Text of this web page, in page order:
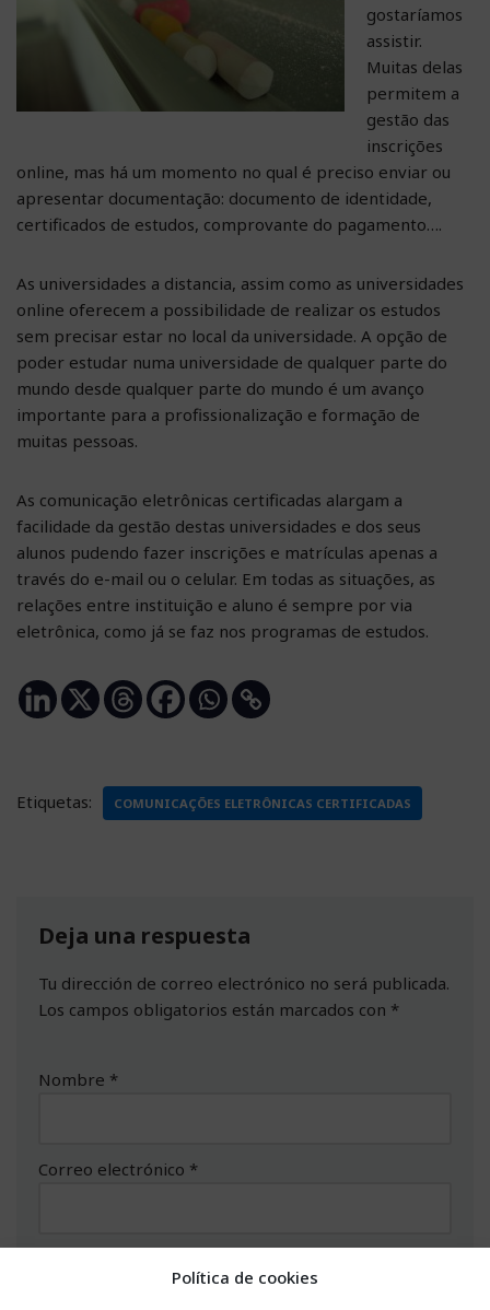
Política de cookies
gostaríamos
assistir.
Muitas delas
permitem a
gestão das
inscrições
online, mas há um momento no qual é preciso enviar ou
apresentar documentação: documento de identidade,
certificados de estudos, comprovante do pagamento….
As universidades a distancia, assim como as universidades
online oferecem a possibilidade de realizar os estudos
sem precisar estar no local da universidade. A opção de
poder estudar numa universidade de qualquer parte do
mundo desde qualquer parte do mundo é um avanço
importante para a profissionalização e formação de
muitas pessoas.
As comunicação eletrônicas certificadas alargam a
facilidade da gestão destas universidades e dos seus
alunos pudendo fazer inscrições e matrículas apenas a
través do e-mail ou o celular. Em todas as situações, as
relações entre instituição e aluno é sempre por via
eletrônica, como já se faz nos programas de estudos.
Etiquetas: COMUNICAÇÕES ELETRÔNICAS CERTIFICADAS
Deja una respuesta
Tu dirección de correo electrónico no será publicada.
Los campos obligatorios están marcados con *
Nombre *
Correo electrónico *